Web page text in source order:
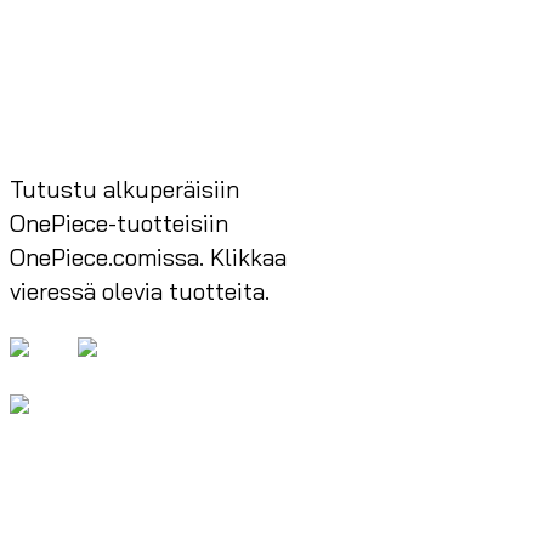
Tutustu alkuperäisiin
OnePiece-tuotteisiin
OnePiece.comissa. Klikkaa
vieressä olevia tuotteita.